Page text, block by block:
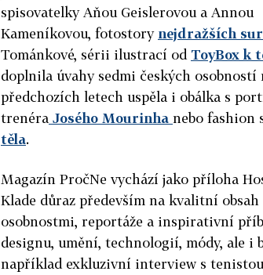
spisovatelky Aňou Geislerovou a Annou
Kameníkovou, fotostory nejdražších
Tománkové, sérii ilustrací od ToyBox k
doplnila úvahy sedmi českých
předchozích letech uspěla i obálka s
trenéra Josého Mourinha nebo fashion
těla.
Magazín PročNe vychází jako příloha
Klade důraz především na kvalitní
osobnostmi, reportáže a inspirativní
designu, umění, technologií, módy, ale i
například exkluzivní interview s tenistou